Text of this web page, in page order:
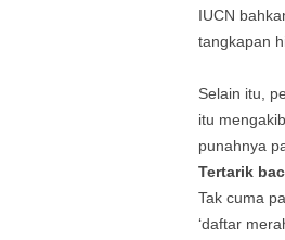
IUCN
tangkapan
Selain itu,
itu
punahnya
Tertarik
Tak cuma
‘daftar